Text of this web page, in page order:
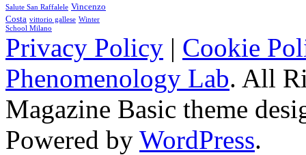
Salute San Raffalele Vincenzo
Costa vittorio gallese Winter
School Milano
Privacy Policy | Cookie
Phenomenology Lab. All
Magazine Basic theme
Powered by WordPress.